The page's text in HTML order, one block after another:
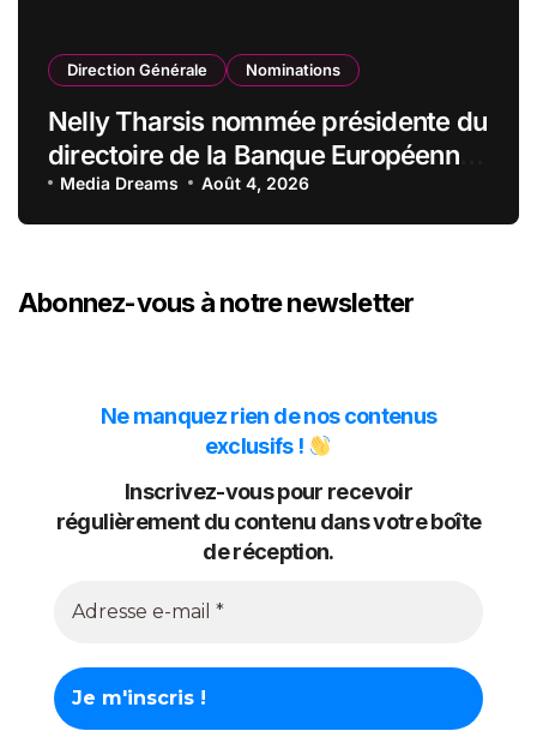
Direction Générale Nominations
Nelly Tharsis nommée présidente du
directoire de la Banque Européenne
du Crédit Mutuel
Media Dreams Août 4, 2026
Abonnez-vous à notre newsletter
Ne manquez rien de nos contenus
exclusifs !
Inscrivez-vous pour recevoir
régulièrement du contenu dans votre boîte
de réception.